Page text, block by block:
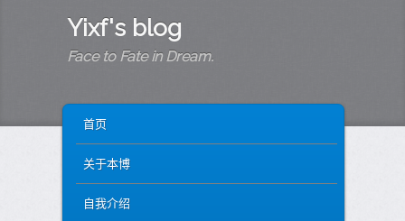
Yixf's blog
Face to Fate in Dream.
SKIP TO PRIMARY CONTENT
SKIP TO SECONDARY CONTENT
首页
关于本博
自我介绍